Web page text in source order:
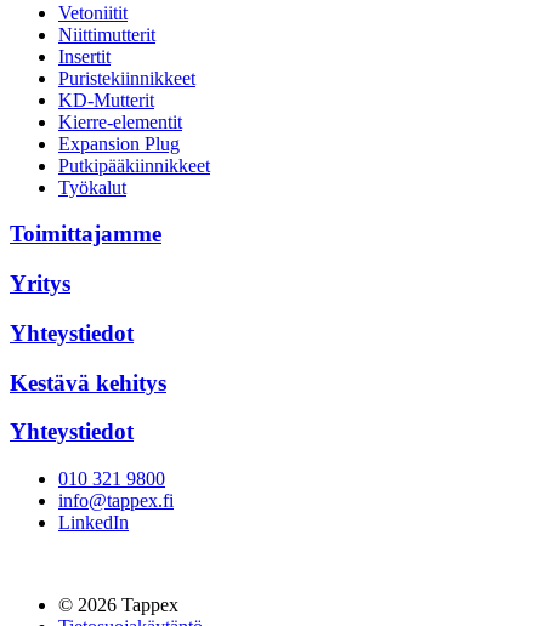
Vetoniitit
Niittimutterit
Insertit
Puristekiinnikkeet
KD-Mutterit
Kierre-elementit
Expansion Plug
Putkipääkiinnikkeet
Työkalut
Toimittajamme
Yritys
Yhteystiedot
Kestävä kehitys
Yhteystiedot
010 321 9800
info@tappex.fi
LinkedIn
© 2026 Tappex